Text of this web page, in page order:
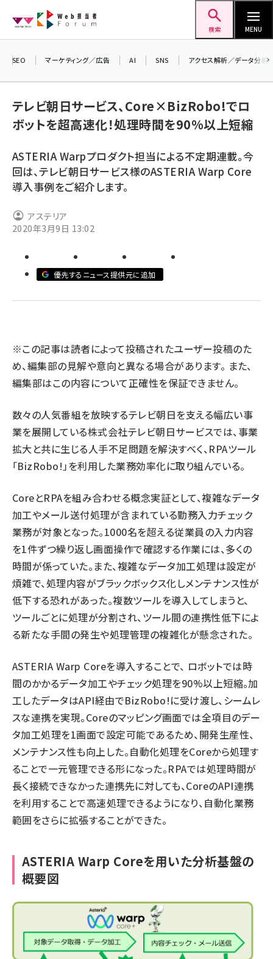
ン
検索 MENU
ai (2804)
youtube (2429)
セミナー (2303)
meo (1275)
SEO マーケティング／広告 AI SNS アクセス解析／データ分析
テレビ朝日サービス、Core×BizRobo!でロ
ボットを超高速化！処理時間を90%以上短縮
ASTERIA Warpプロダクト担当による不定期連載。今
回は、テレビ朝日サービス様のASTERIA Warp Core
導入事例をご紹介します。
アステリア
2020年3月9日 13:02
優先するニュース提供元に追加
※この記事は読者によって投稿されたユーザー投稿のた
め、編集部の見解や意向と異なる場合があります。 また、
編集部はこの内容について正確性を保証できません。
数々の人気番組を放映するテレビ朝日を支える幅広い事
業を展開している株式会社テレビ朝日サービスでは、事業
拡大と共に生じる人手不足問題を解決すべく、RPAツール
「BizRobo!」を利用した業務効率化に取り組んでいる。
CoreとRPAを組み合わせる概念実証として、複雑なデータ
加工やメール送付処理が含まれている勤務入力チェック
業務が対象となった。1000名を超える従業員の入力内容
を1件ずつ繰り返し画面操作で確認する作業には、多くの
時間が係っていた。また、複雑なデータ加工処理は設定が
煩雑で、処理内容がブラックボックス化しメンテナンス性が
低下する恐れがあった。複数ツールを導入してしまうと、
ツールごとに処理が分割され、ツール間の連携性低下によ
る新たな手間の発生や処理管理の複雑化が懸念された。
ASTERIA Warp Coreを導入することで、 ロボットでは時
間のかかるデータ加工やチェック処理を90%以上短縮。加
工したデータはAPI経由でBizRobo!に受け渡し、シームレ
スな連携を実現。Coreのマッピング画面では全項目のデー
タ加工処理を1画面で設定可能であるため、開発生産性、
メンテナンス性も向上した。自動化処理をCoreから処理す
ることで一元管理できる形になった。RPAでは処理時間が
長く接続できなかった連携先に対しても、CoreのAPI連携
を利用することで高速処理できるようになり、自動化業務
範囲をさらに拡張することができた。
ASTERIA Warp Coreを用いた分析基盤の
概要図